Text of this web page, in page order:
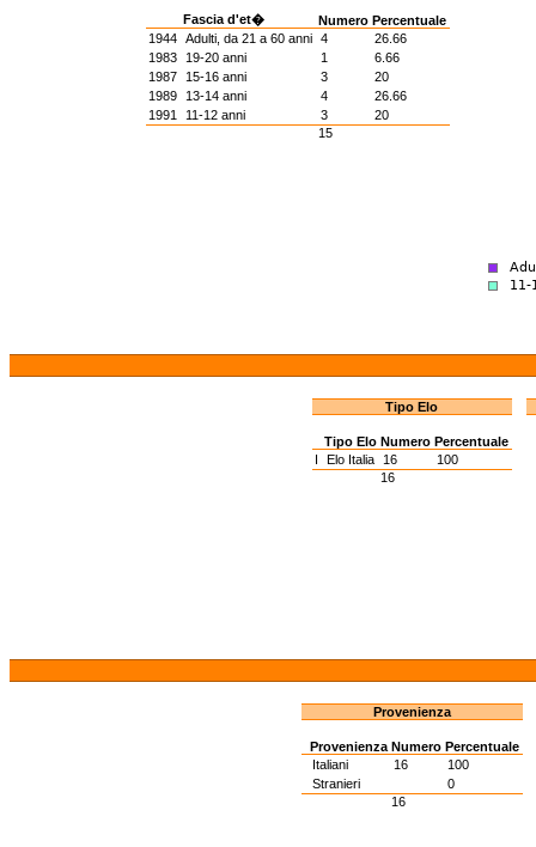
Fascia d'et� Numero Percentuale
1944 Adulti, da 21 a 60 anni 4
26.66
1983
19-20 anni 1
6.66
1987
15-16 anni 3
20
1989
13-14 anni 4
26.66
1991
11-12 anni 3
20
15
Tipo Elo
Tipo Elo Numero Percentuale
I
Elo Italia 16
100
16
Provenienza
Provenienza Numero Percentuale
Italiani
16
100
Stranieri
0
16